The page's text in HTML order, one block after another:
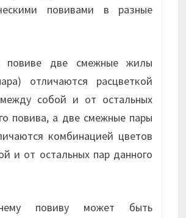
повивами в разные
две смежные жилы
отличаются расцветкой
собой и от остальных
повива, а две смежные пары
комбинацией цветов
и от остальных пар данного
повиву может быть